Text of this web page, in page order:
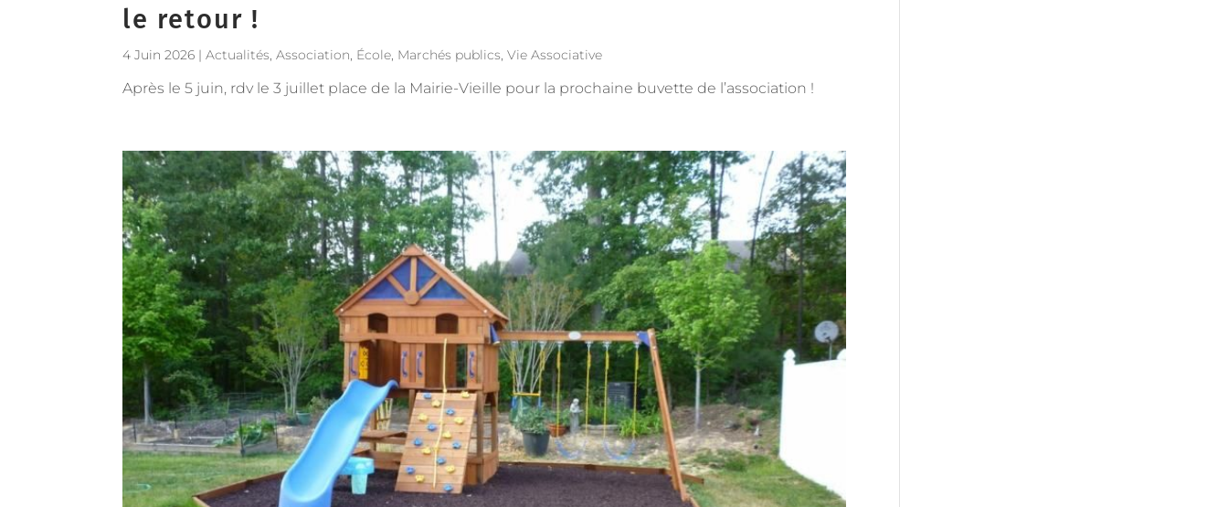
le retour !
4 Juin 2026 |Actualités,Association, École, Marchés publics,Vie Associative
Après le 5 juin, rdv le 3 juillet place de la Mairie-Vieille pour la prochaine buvette de l’association !